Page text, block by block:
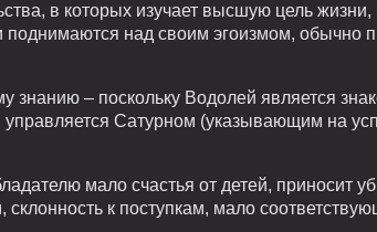
в которых изучает высшую цель жизни,
поднимаются над своим эгоизмом, обычно
знанию – поскольку Водолей является
управляется Сатурном (указывающим на
мало счастья от детей, приносит
к поступкам, мало